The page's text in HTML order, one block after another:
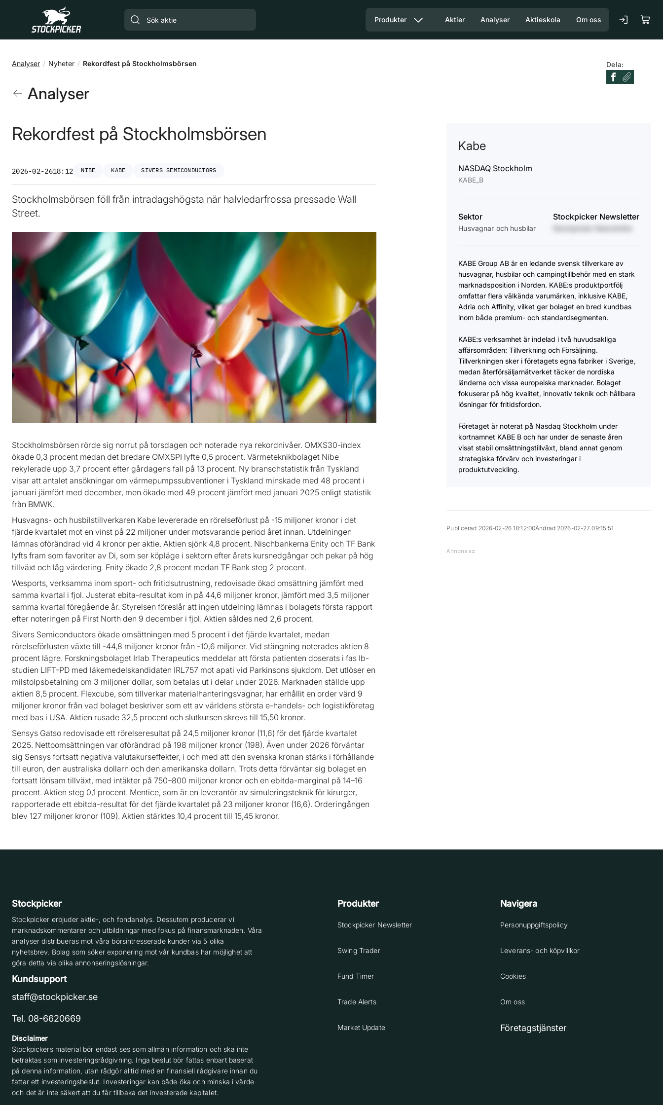
Gå till huvudinnehåll
Produkter Aktier Analyser Aktieskola Om oss
Analyser Nyheter Rekordfest på Stockholmsbörsen Dela:
Analyser
Rekordfest på Stockholmsbörsen
2026-02-2618:12 NIBE KABE SIVERS SEMICONDUCTORS
Stockholmsbörsen föll från intradagshögsta när halvledarfrossa pressade Wall
Street.
Stockholmsbörsen rörde sig norrut på torsdagen och noterade nya rekordnivåer. OMXS30-index
ökade 0,3 procent medan det bredare OMXSPI lyfte 0,5 procent. Värmeteknikbolaget Nibe
rekylerade upp 3,7 procent efter gårdagens fall på 13 procent. Ny branschstatistik från Tyskland
visar att antalet ansökningar om värmepumpssubventioner i Tyskland minskade med 48 procent i
januari jämfört med december, men ökade med 49 procent jämfört med januari 2025 enligt statistik
från BMWK.
Husvagns- och husbilstillverkaren Kabe levererade en rörelseförlust på -15 miljoner kronor i det
fjärde kvartalet mot en vinst på 22 miljoner under motsvarande period året innan. Utdelningen
lämnas oförändrad vid 4 kronor per aktie. Aktien sjönk 4,8 procent. Nischbankerna Enity och TF Bank
lyfts fram som favoriter av Di, som ser köpläge i sektorn efter årets kursnedgångar och pekar på hög
tillväxt och låg värdering. Enity ökade 2,8 procent medan TF Bank steg 2 procent.
Wesports, verksamma inom sport- och fritidsutrustning, redovisade ökad omsättning jämfört med
samma kvartal i fjol. Justerat ebita-resultat kom in på 44,6 miljoner kronor, jämfört med 3,5 miljoner
samma kvartal föregående år. Styrelsen föreslår att ingen utdelning lämnas i bolagets första rapport
efter noteringen på First North den 9 december i fjol. Aktien såldes ned 2,6 procent.
Sivers Semiconductors ökade omsättningen med 5 procent i det fjärde kvartalet, medan
rörelseförlusten växte till -44,8 miljoner kronor från -10,6 miljoner. Vid stängning noterades aktien 8
procent lägre. Forskningsbolaget Irlab Therapeutics meddelar att första patienten doserats i fas Ib-
studien LIFT-PD med läkemedelskandidaten IRL757 mot apati vid Parkinsons sjukdom. Det utlöser en
milstolpsbetalning om 3 miljoner dollar, som betalas ut i delar under 2026. Marknaden ställde upp
aktien 8,5 procent. Flexcube, som tillverkar materialhanteringsvagnar, har erhållit en order värd 9
miljoner kronor från vad bolaget beskriver som ett av världens största e-handels- och logistikföretag
med bas i USA. Aktien rusade 32,5 procent och slutkursen skrevs till 15,50 kronor.
Sensys Gatso redovisade ett rörelseresultat på 24,5 miljoner kronor (11,6) för det fjärde kvartalet
2025. Nettoomsättningen var oförändrad på 198 miljoner kronor (198). Även under 2026 förväntar
sig Sensys fortsatt negativa valutakurseffekter, i och med att den svenska kronan stärks i förhållande
till euron, den australiska dollarn och den amerikanska dollarn. Trots detta förväntar sig bolaget en
fortsatt lönsam tillväxt, med intäkter på 750–800 miljoner kronor och en ebitda-marginal på 14–16
procent. Aktien steg 0,1 procent. Mentice, som är en leverantör av simuleringsteknik för kirurger,
rapporterade ett ebitda-resultat för det fjärde kvartalet på 23 miljoner kronor (16,6). Orderingången
blev 127 miljoner kronor (109). Aktien stärktes 10,4 procent till 15,45 kronor.
Kabe
NASDAQ Stockholm
KABE_B
Sektor
Husvagnar och husbilar
Stockpicker Newsletter
KABE Group AB är en ledande svensk tillverkare av
husvagnar, husbilar och campingtillbehör med en stark
marknadsposition i Norden. KABE:s produktportfölj
omfattar flera välkända varumärken, inklusive KABE,
Adria och Affinity, vilket ger bolaget en bred kundbas
inom både premium- och standardsegmenten.
KABE:s verksamhet är indelad i två huvudsakliga
affärsområden: Tillverkning och Försäljning.
Tillverkningen sker i företagets egna fabriker i Sverige,
medan återförsäljarnätverket täcker de nordiska
länderna och vissa europeiska marknader. Bolaget
fokuserar på hög kvalitet, innovativ teknik och hållbara
lösningar för fritidsfordon.
Företaget är noterat på Nasdaq Stockholm under
kortnamnet KABE B och har under de senaste åren
visat stabil omsättningstillväxt, bland annat genom
strategiska förvärv och investeringar i
produktutveckling.
Publicerad 2026-02-26 18:12:00Ändrad 2026-02-27 09:15:51
Annonser
Stockpicker
Stockpicker erbjuder aktie-, och fondanalys. Dessutom producerar vi
marknadskommentarer och utbildningar med fokus på finansmarknaden. Våra
analyser distribueras mot våra börsintresserade kunder via 5 olika
nyhetsbrev. Bolag som söker exponering mot vår kundbas har möjlighet att
göra detta via olika annonseringslösningar.
Kundsupport
staff@stockpicker.se
Tel. 08-6620669
Disclaimer
Stockpickers material bör endast ses som allmän information och ska inte
betraktas som investeringsrådgivning. Inga beslut bör fattas enbart baserat
på denna information, utan rådgör alltid med en finansiell rådgivare innan du
fattar ett investeringsbeslut. Investeringar kan både öka och minska i värde
och det är inte säkert att du får tillbaka det investerade kapitalet.
Produkter
Stockpicker Newsletter
Swing Trader
Fund Timer
Trade Alerts
Market Update
Navigera
Personuppgiftspolicy
Leverans- och köpvillkor
Cookies
Om oss
Företagstjänster